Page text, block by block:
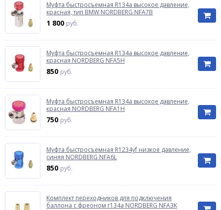
Муфта быстросъемная R134a высокое давление,
красная, тип BMW NORDBERG NFA7B
1 800 руб.
Муфта быстросъемная R134a высокое давление,
красная NORDBERG NFA5H
850 руб.
Муфта быстросъемная R134a высокое давление,
красная NORDBERG NFA1H
750 руб.
Муфта быстросъемная R1234yf низкое давление,
синяя NORDBERG NFA6L
850 руб.
Комплект переходников для подключения
баллона с фреоном r134a NORDBERG NFA3K